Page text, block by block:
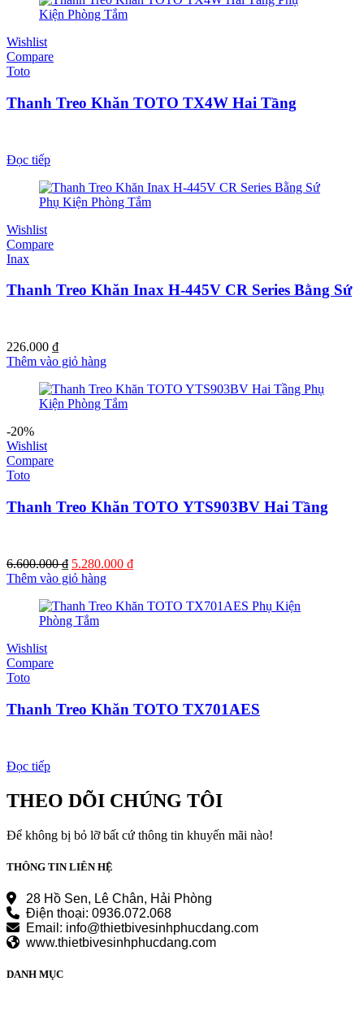
Wishlist
Compare
Toto
Thanh Treo Khăn TOTO TX4W Hai Tầng
Đọc tiếp
Wishlist
Compare
Inax
Thanh Treo Khăn Inax H-445V CR Series Bằng Sứ
226.000 ₫
Thêm vào giỏ hàng
-20%
Wishlist
Compare
Toto
Thanh Treo Khăn TOTO YTS903BV Hai Tầng
6.600.000₫ Giá
gốc
6.600.000 ₫.
5.280.000 ₫Giá
là:
Thêm vào giỏ hàng
Wishlist
Compare
Toto
Thanh Treo Khăn TOTO TX701AES
Đọc tiếp
THEO DÕI CHÚNG TÔI
Để không bị bỏ lỡ bất cứ thông tin khuyến mãi nào!
THÔNG TIN LIÊN HỆ
28 Hồ Sen, Lê Chân, Hải Phòng
Điện thoại: 0936.072.068
Email: info@thietbivesinhphucdang.com
www.thietbivesinhphucdang.com
DANH MỤC